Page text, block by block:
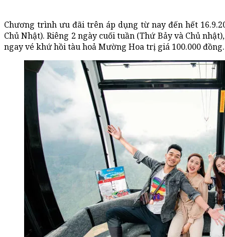
Chương trình ưu đãi trên áp dụng từ nay đến hết
Chủ Nhật). Riêng 2 ngày cuối tuần (Thứ Bảy và Chủ
ngay vé khứ hồi tàu hoả Mường Hoa trị giá 100.000 đồng.